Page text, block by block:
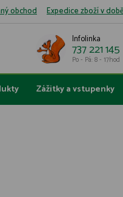
obchod Expedice zboží v
Infolinka
737 221 145
Po - Pá: 8 - 17hod
Zážitky a vstupenky